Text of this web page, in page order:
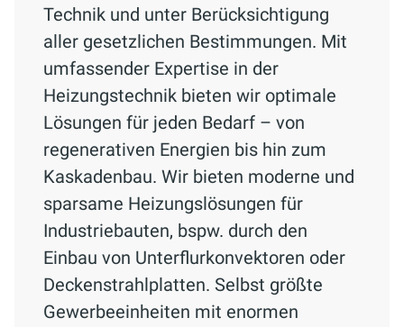
Technik und unter Berücksichtigung
aller gesetzlichen Bestimmungen. Mit
umfassender Expertise in der
Heizungstechnik bieten wir optimale
Lösungen für jeden Bedarf – von
regenerativen Energien bis hin zum
Kaskadenbau. Wir bieten moderne und
sparsame Heizungslösungen für
Industriebauten, bspw. durch den
Einbau von Unterflurkonvektoren oder
Deckenstrahlplatten. Selbst größte
Gewerbeeinheiten mit enormen